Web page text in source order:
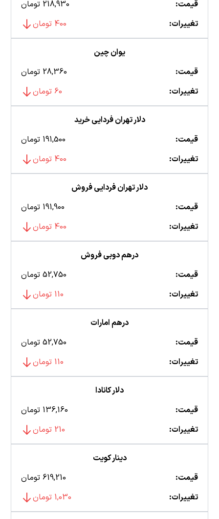
قیمت:
218,930 تومان
تغییرات:
400 تومان
یوان چین
قیمت:
28,360 تومان
تغییرات:
60 تومان
دلار تهران فردایی خرید
قیمت:
191,500 تومان
تغییرات:
400 تومان
دلار تهران فردایی فروش
قیمت:
191,900 تومان
تغییرات:
400 تومان
درهم دوبی فروش
قیمت:
52,750 تومان
تغییرات:
110 تومان
درهم امارات
قیمت:
52,750 تومان
تغییرات:
110 تومان
دلار کانادا
قیمت:
136,160 تومان
تغییرات:
210 تومان
دینار کویت
قیمت:
619,210 تومان
تغییرات:
1,030 تومان